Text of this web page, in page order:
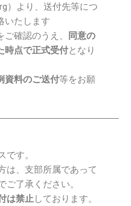
）より、送付先等につ
いたします
確認のうえ、
同意の
時点で正式受付となり
資料のご送付等をお願
です。
は、支部所属であって
ご了承ください。
は禁止 しております。